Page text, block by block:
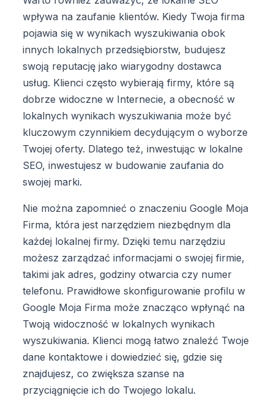
wpływa na zaufanie klientów. Kiedy Twoja firma
pojawia się w wynikach wyszukiwania obok
innych lokalnych przedsiębiorstw, budujesz
swoją reputację jako wiarygodny dostawca
usług. Klienci często wybierają firmy, które są
dobrze widoczne w Internecie, a obecność w
lokalnych wynikach wyszukiwania może być
kluczowym czynnikiem decydującym o wyborze
Twojej oferty. Dlatego też, inwestując w lokalne
SEO, inwestujesz w budowanie zaufania do
swojej marki.
Nie można zapomnieć o znaczeniu Google Moja
Firma, która jest narzędziem niezbędnym dla
każdej lokalnej firmy. Dzięki temu narzędziu
możesz zarządzać informacjami o swojej firmie,
takimi jak adres, godziny otwarcia czy numer
telefonu. Prawidłowe skonfigurowanie profilu w
Google Moja Firma może znacząco wpłynąć na
Twoją widoczność w lokalnych wynikach
wyszukiwania. Klienci mogą łatwo znaleźć Twoje
dane kontaktowe i dowiedzieć się, gdzie się
znajdujesz, co zwiększa szanse na
przyciągnięcie ich do Twojego lokalu.